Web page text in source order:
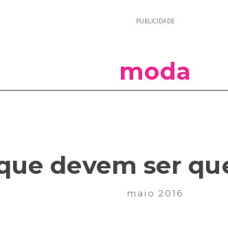
PUBLICIDADE
moda
devem ser
maio 2016